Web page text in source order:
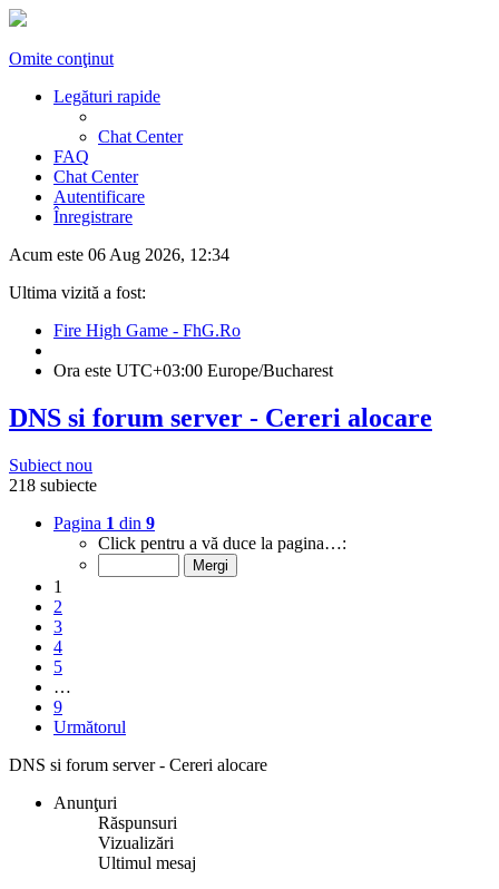
Omite conţinut
Legături rapide
Chat Center
FAQ
Chat Center
Autentificare
Înregistrare
Acum este 06 Aug 2026, 12:34
Ultima vizită a fost:
Fire High Game - FhG.Ro
Ora este UTC+03:00 Europe/Bucharest
DNS si forum server - Cereri alocare
Subiect nou
218 subiecte
Pagina 1 din 9
Click pentru a vă duce la pagina…:
1
2
3
4
5
…
9
Următorul
DNS si forum server - Cereri alocare
Anunţuri
Răspunsuri
Vizualizări
Ultimul mesaj